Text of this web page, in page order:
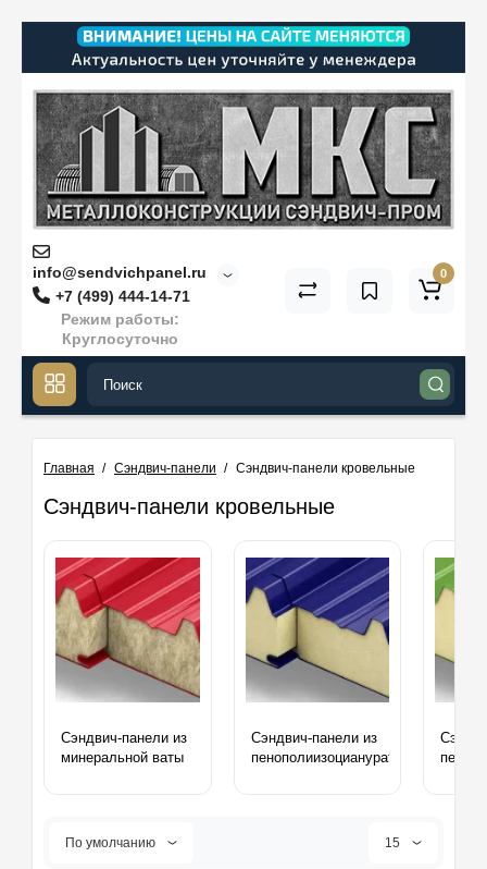
info@sendvichpanel.ru
+7 (499) 444-14-71
Режим работы:
Круглосуточно
0
Главная Сэндвич-панели Сэндвич-панели кровельные
Сэндвич-панели кровельные
Сэндвич-панели из
минеральной ваты
Сэндвич-панели из
пенополиизоцианурата
По умолчанию 15